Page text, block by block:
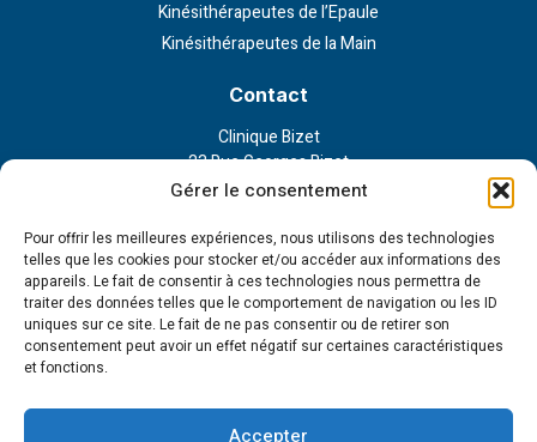
Gérer le consentement
Pour offrir les meilleures expériences, nous utilisons des technologies
telles que les cookies pour stocker et/ou accéder aux informations des
appareils. Le fait de consentir à ces technologies nous permettra de
traiter des données telles que le comportement de navigation ou les ID
uniques sur ce site. Le fait de ne pas consentir ou de retirer son
consentement peut avoir un effet négatif sur certaines caractéristiques
et fonctions.
Accepter
Kinésithérapeutes de l’Epaule
Kinésithérapeutes de la Main
Contact
Clinique Bizet
23 Rue Georges Bizet
75116 Paris
Liens externe
Politique de confidentialité
Politique en matière de cookies